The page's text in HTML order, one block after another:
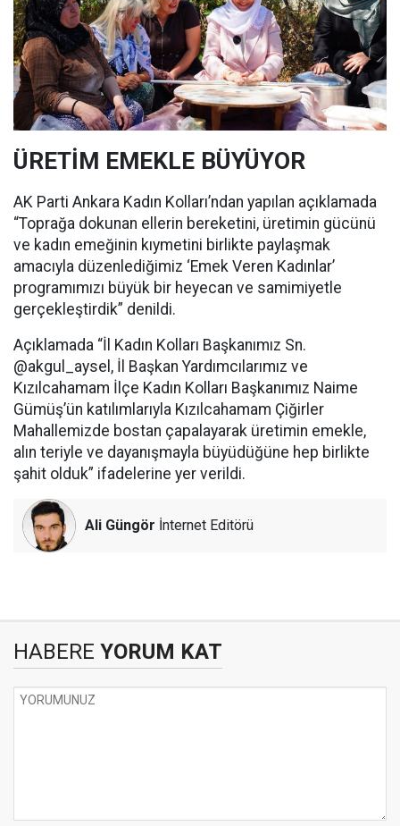
ÜRETİM EMEKLE BÜYÜYOR
AK Parti Ankara Kadın Kolları’ndan yapılan açıklamada
“Toprağa dokunan ellerin bereketini, üretimin gücünü
ve kadın emeğinin kıymetini birlikte paylaşmak
amacıyla düzenlediğimiz ‘Emek Veren Kadınlar’
programımızı büyük bir heyecan ve samimiyetle
gerçekleştirdik” denildi.
Açıklamada “İl Kadın Kolları Başkanımız Sn.
@akgul_aysel, İl Başkan Yardımcılarımız ve
Kızılcahamam İlçe Kadın Kolları Başkanımız Naime
Gümüş’ün katılımlarıyla Kızılcahamam Çiğirler
Mahallemizde bostan çapalayarak üretimin emekle,
alın teriyle ve dayanışmayla büyüdüğüne hep birlikte
şahit olduk” ifadelerine yer verildi.
Ali Güngör İnternet Editörü
HABERE YORUM KAT